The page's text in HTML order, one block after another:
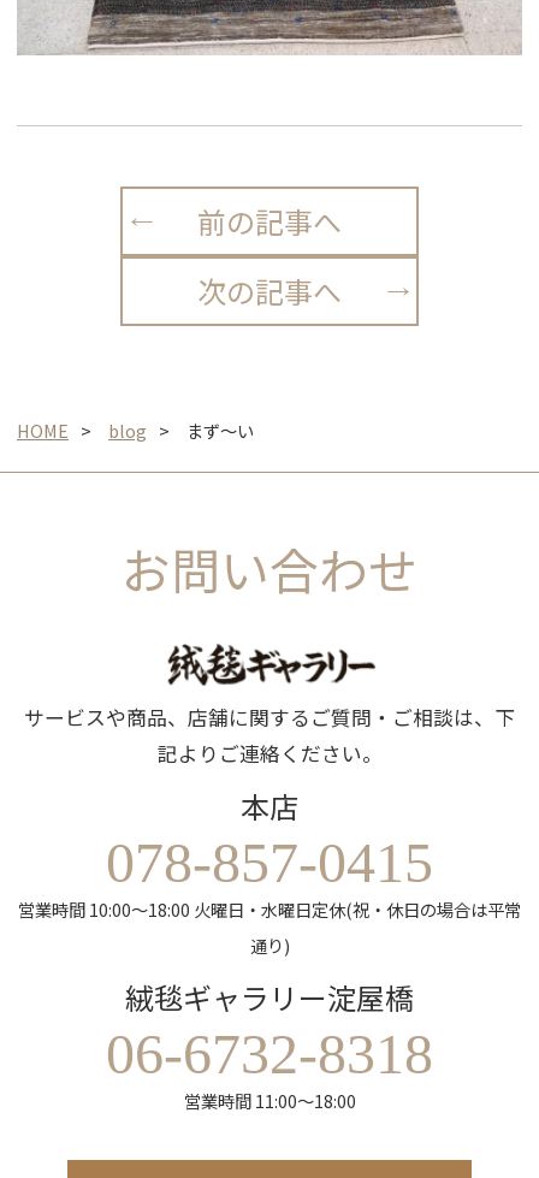
前の記事へ
次の記事へ
HOME blog まず〜い
お問い合わせ
サービスや商品、店舗に関するご質問・ご相談は、下
記よりご連絡ください。
本店
078-857-0415
営業時間 10:00～18:00 火曜日・水曜日定休(祝・休日の場合は平常
通り)
絨毯ギャラリー淀屋橋
06-6732-8318
営業時間 11:00～18:00